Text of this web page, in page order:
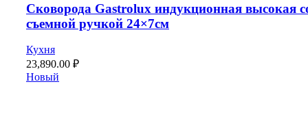
Сковорода Gastrolux индукционная высокая
съемной ручкой 24×7см
Кухня
23,890.00 ₽
Новый